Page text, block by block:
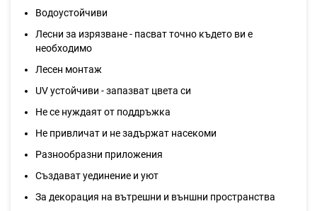
Водоустойчиви
Лесни за изрязване - пасват точно където ви е
необходимо
Лесен монтаж
UV устойчиви - запазват цвета си
Не се нуждаят от поддръжка
Не привличат и не задържат насекоми
Разнообразни приложения
Създават уединение и уют
За декорация на вътрешни и външни пространства